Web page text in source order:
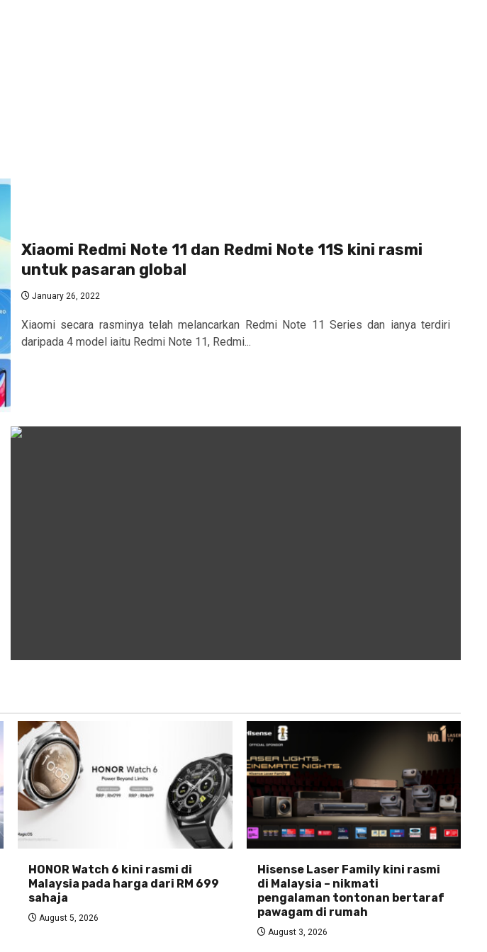
Xiaomi Redmi Note 11 dan Redmi Note 11S kini rasmi
untuk pasaran global
January 26, 2022
Xiaomi secara rasminya telah melancarkan Redmi Note 11 Series dan ianya terdiri
daripada 4 model iaitu Redmi Note 11, Redmi...
HONOR Watch 6 kini rasmi di
Malaysia pada harga dari RM 699
sahaja
August 5, 2026
Hisense Laser Family kini rasmi
di Malaysia – nikmati
pengalaman tontonan bertaraf
pawagam di rumah
August 3, 2026